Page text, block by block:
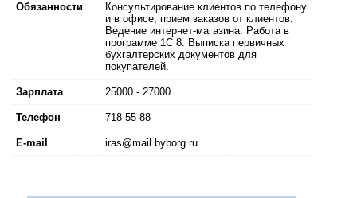
Обязанности
Консультирование клиентов по телефону
и в офисе, прием заказов от клиентов.
Ведение интернет-магазина. Работа в
программе 1С 8. Выписка первичных
бухгалтерских документов для
покупателей.
Зарплата 25000 - 27000
Телефон 718-55-88
E-mail iras@mail.byborg.ru